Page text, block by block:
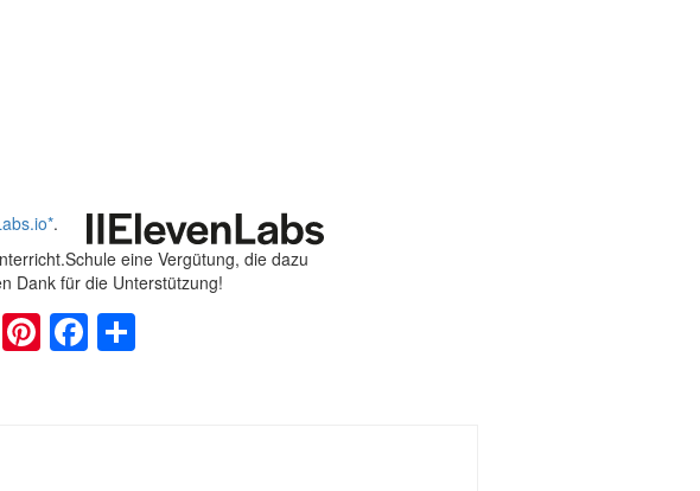
*.
eine Vergütung, die dazu
Dank für die Unterstützung!
Twitter
Pinterest
Facebook